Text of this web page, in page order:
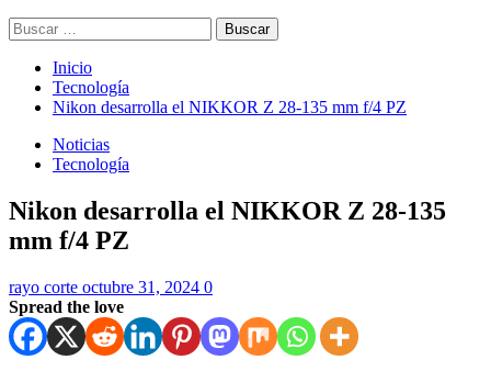
Buscar:
Inicio
Tecnología
Nikon desarrolla el NIKKOR Z 28-135 mm f/4 PZ
Noticias
Tecnología
Nikon desarrolla el NIKKOR Z 28-135
mm f/4 PZ
rayo corte octubre 31, 2024 0
Spread the love